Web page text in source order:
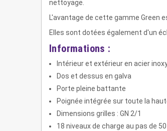
nettoyage.
L'avantage de cette gamme Green
Elles sont dotées également d'un
Informations :
Intérieur et extérieur en acier
Dos et dessus en galva
Porte pleine battante
Poignée intégrée sur toute la
Dimensions grilles : GN 2/1
18 niveaux de charge au pas de